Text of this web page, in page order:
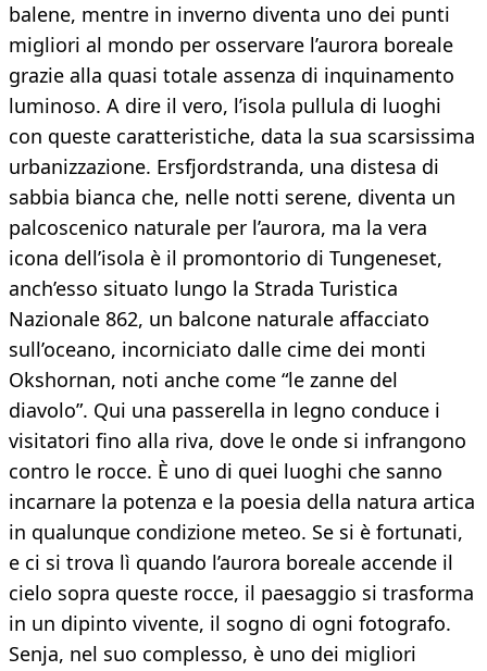
balene, mentre in inverno diventa uno dei punti
migliori al mondo per osservare l’aurora boreale
grazie alla quasi totale assenza di inquinamento
luminoso. A dire il vero, l’isola pullula di luoghi
con queste caratteristiche, data la sua scarsissima
urbanizzazione. Ersfjordstranda, una distesa di
sabbia bianca che, nelle notti serene, diventa un
palcoscenico naturale per l’aurora, ma la vera
icona dell’isola è il promontorio di Tungeneset,
anch’esso situato lungo la Strada Turistica
Nazionale 862, un balcone naturale affacciato
sull’oceano, incorniciato dalle cime dei monti
Okshornan, noti anche come “le zanne del
diavolo”. Qui una passerella in legno conduce i
visitatori fino alla riva, dove le onde si infrangono
contro le rocce. È uno di quei luoghi che sanno
incarnare la potenza e la poesia della natura artica
in qualunque condizione meteo. Se si è fortunati,
e ci si trova lì quando l’aurora boreale accende il
cielo sopra queste rocce, il paesaggio si trasforma
in un dipinto vivente, il sogno di ogni fotografo.
Senja, nel suo complesso, è uno dei migliori